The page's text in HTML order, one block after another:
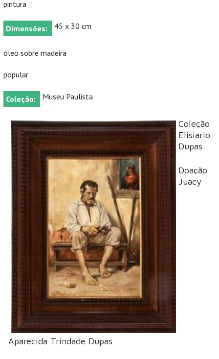
pintura
Dimensões: 45 x 30 cm
óleo sobre madeira
popular
Coleção: Museu Paulista
Coleção
Elisiario
Dupas
Doação
Juacy
Aparecida Trindade Dupas